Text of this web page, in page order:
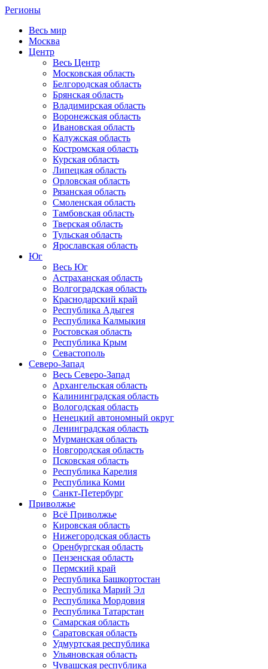
Регионы
Весь мир
Москва
Центр
Весь Центр
Московская область
Белгородская область
Брянская область
Владимирская область
Воронежская область
Ивановская область
Калужская область
Костромская область
Курская область
Липецкая область
Орловская область
Рязанская область
Смоленская область
Тамбовская область
Тверская область
Тульская область
Ярославская область
Юг
Весь Юг
Астраханская область
Волгоградская область
Краснодарский край
Республика Адыгея
Республика Калмыкия
Ростовская область
Республика Крым
Севастополь
Северо-Запад
Весь Северо-Запад
Архангельская область
Калининградская область
Вологодская область
Ненецкий автономный округ
Ленинградская область
Мурманская область
Новгородская область
Псковская область
Республика Карелия
Республика Коми
Санкт-Петербург
Приволжье
Всё Приволжье
Кировская область
Нижегородская область
Оренбургская область
Пензенская область
Пермский край
Республика Башкортостан
Республика Марий Эл
Республика Мордовия
Республика Татарстан
Самарская область
Саратовская область
Удмуртская республика
Ульяновская область
Чувашская республика